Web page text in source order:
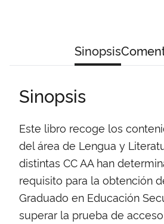
Sinopsis
Sinopsis
Este libro recoge los
del área de Lengua y
distintas CC AA han
requisito para la obtención
Graduado en Educación
superar la prueba de